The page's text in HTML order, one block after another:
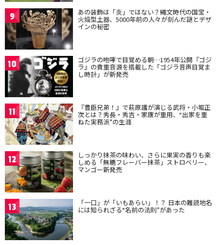
9 あの装飾は「炎」ではない？縄文時代の国宝・
火焔型土器、5000年前の人々が刻んだ謎とデザ
インの秘密
10 ゴジラの咆哮で目覚める朝…1954年公開『ゴジ
ラ』の貴重音源を搭載した「ゴジラ音声目覚ま
し時計」が新発売
11 『豊臣兄弟！』で萩原護が演じる武将・小堀正
次とは？秀長・秀吉・家康が重用、“出家を重
ねた実務派”の生涯
12 しっかり抹茶の味わい、さらに果実の香りも楽
しめる「無糖フレーバー抹茶」ストロベリー、
マンゴー新発売
13 「一口」が「いもあらい」！？ 日本の難読地名
には知られざる“名前の法則”があった